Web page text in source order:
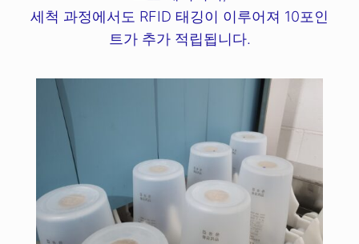
세척 과정에서도 RFID 태깅이 이루어져 10포인
트가 추가 적립됩니다.